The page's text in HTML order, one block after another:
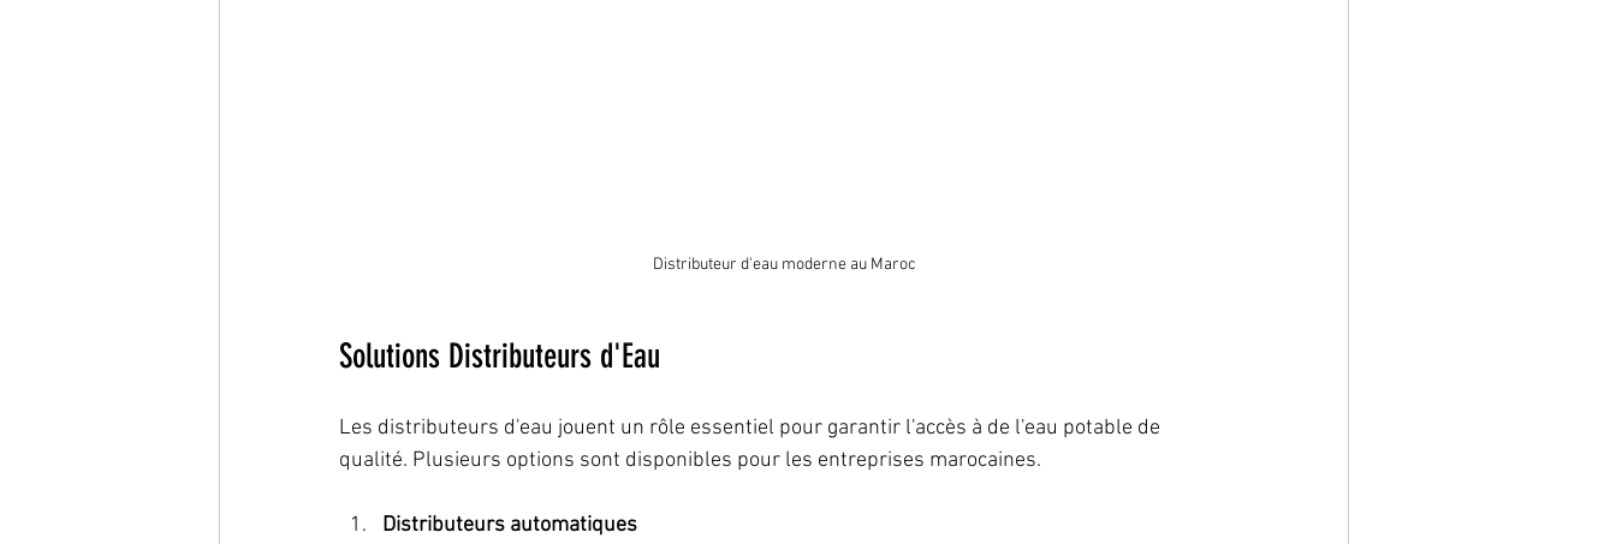
Distributeur d'eau moderne au Maroc
Solutions Distributeurs d'Eau
Les distributeurs d'eau jouent un rôle essentiel pour garantir l'accès à de l'eau potable de
qualité. Plusieurs options sont disponibles pour les entreprises marocaines.
Distributeurs automatiques